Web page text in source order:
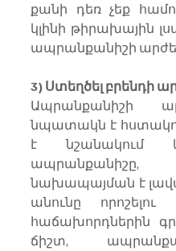
քանի դեռ չեք
կլինի թիրախային
ապրանքանիշի
3) Ստեղծել բրենդի
Ապրանքանիշի
նպատակն է
է նշանակում
նախապայման է
անունը
հաճախորդներին
ճիշտ,